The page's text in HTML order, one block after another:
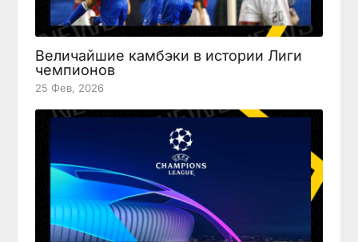
Величайшие камбэки в истории Лиги
чемпионов
25 Фев, 2026